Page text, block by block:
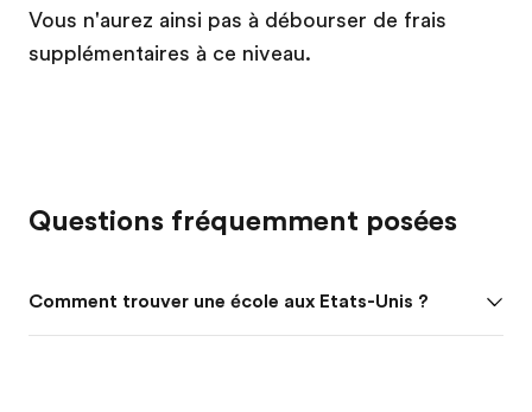
Vous n'aurez ainsi pas à débourser de frais
supplémentaires à ce niveau.
Questions fréquemment posées
Comment trouver une école aux Etats-Unis ?